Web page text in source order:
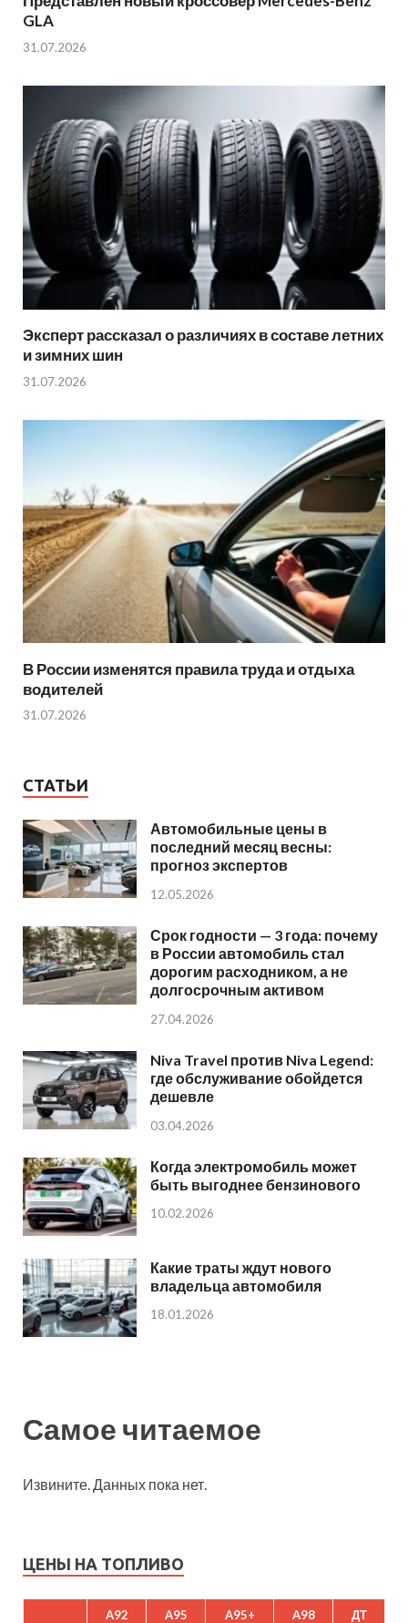
GLA
31.07.2026
Эксперт рассказал о различиях в составе летних
и зимних шин
31.07.2026
В России изменятся правила труда и отдыха
водителей
31.07.2026
СТАТЬИ
Автомобильные цены в
последний месяц весны:
прогноз экспертов
12.05.2026
Срок годности — 3 года: почему
в России автомобиль стал
дорогим расходником, а не
долгосрочным активом
27.04.2026
Niva Travel против Niva Legend:
где обслуживание обойдется
дешевле
03.04.2026
Когда электромобиль может
быть выгоднее бензинового
10.02.2026
Какие траты ждут нового
владельца автомобиля
18.01.2026
Самое читаемое
Извините. Данных пока нет.
ЦЕНЫ НА ТОПЛИВО
A92 A95 A95+ A98 ДТ